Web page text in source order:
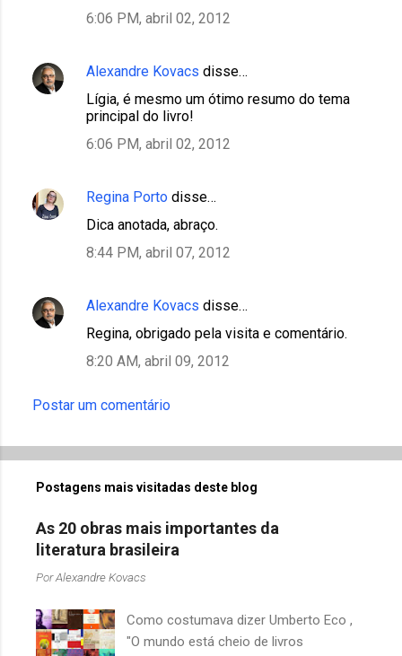
6:06 PM, abril 02, 2012
Alexandre Kovacs disse…
Lígia, é mesmo um ótimo resumo do tema
principal do livro!
6:06 PM, abril 02, 2012
Regina Porto disse…
Dica anotada, abraço.
8:44 PM, abril 07, 2012
Alexandre Kovacs disse…
Regina, obrigado pela visita e comentário.
8:20 AM, abril 09, 2012
Postar um comentário
Postagens mais visitadas deste blog
As 20 obras mais importantes da
literatura brasileira
PorAlexandre Kovacs
Como costumava dizer Umberto Eco ,
"O mundo está cheio de livros